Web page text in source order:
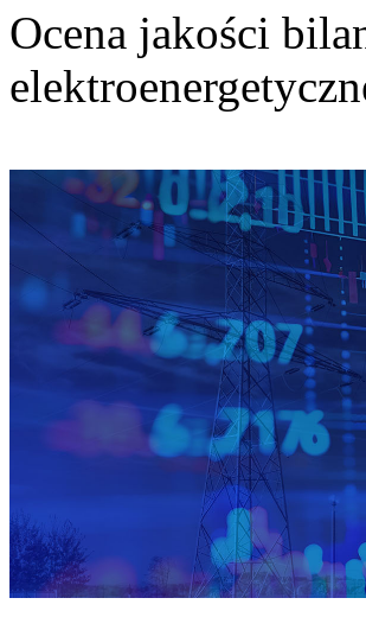
Ocena jakości